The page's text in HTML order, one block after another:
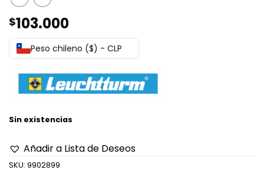
$103.000
Peso chileno ($) - CLP
Sin existencias
Añadir a Lista de Deseos
SKU: 9902899